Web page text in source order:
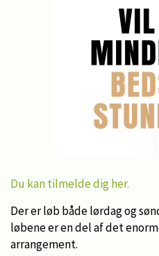
Du kan tilmelde dig her.
Der er løb både lørdag og
løbene er en del af det
arrangement.